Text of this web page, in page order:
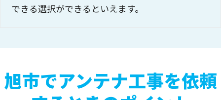
できる選択ができるといえます。
旭市でアンテナ工事を依頼